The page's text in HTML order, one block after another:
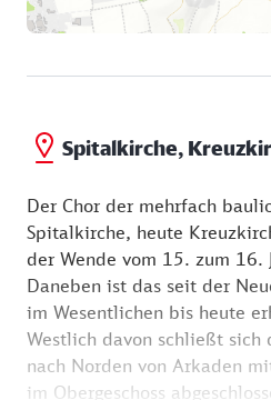
Spitalkirche,
Der Chor der mehrfach
Spitalkirche, heute
der Wende vom 15. zum 16.
Daneben ist das seit der
im Wesentlichen bis heute
Westlich davon schließt sich
nach Norden von Arkaden
im Obergeschoss